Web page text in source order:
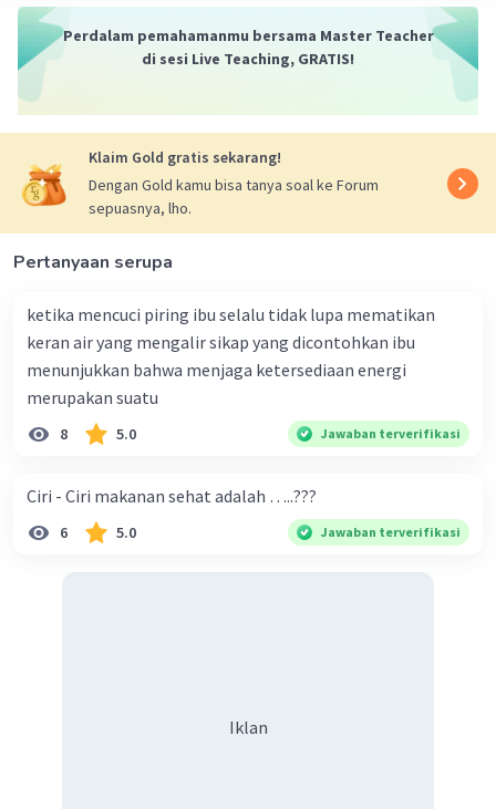
tumbuhan yang tumbuh di daerah tropis atau subtropis.
Rongga pada batang berfungsi sebagai tempat
menyimpan oksigen untuk bernafas dan mengapungkan
memiliki batang berongga adalah bambu, tebu, kelapa,
dan pisang.
Beri Rating·0.0
Perdalam pemahamanmu bersama Master Teacher
di sesi Live Teaching, GRATIS!
Klaim Gold gratis sekarang!
Dengan Gold kamu bisa tanya soal ke Forum
sepuasnya, lho.
Pertanyaan serupa
ketika mencuci piring ibu selalu tidak lupa mematikan
keran air yang mengalir sikap yang dicontohkan ibu
menunjukkan bahwa menjaga ketersediaan energi
merupakan suatu
8 5.0 Jawaban terverifikasi
Ciri - Ciri makanan sehat adalah …..???
6 5.0 Jawaban terverifikasi
Iklan